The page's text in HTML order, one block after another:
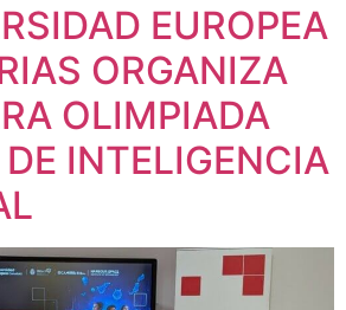
EUROPEA
ORGANIZA
OLIMPIADA
INTELIGENCIA